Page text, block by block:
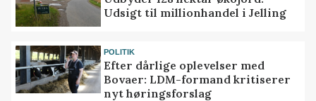
Udsigt til millionhandel i Jelling
POLITIK
Efter dårlige oplevelser med
Bovaer: LDM-formand kritiserer
nyt høringsforslag